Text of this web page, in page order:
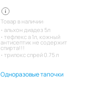
Товар в наличии:
альхон диадез 5л
тефлекс а 1л, кожный
антисептик не содержит
спирта!!!
трилокс спрей 0.75 л
Одноразовые тапочки